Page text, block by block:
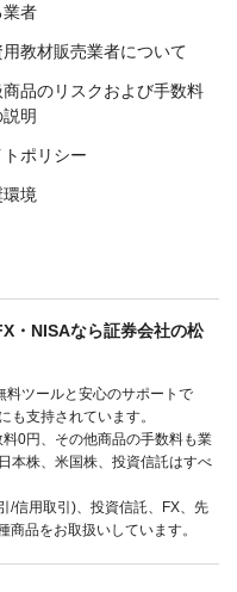
業者
教材販売業者について
商品のリスクおよび手数料
明
ポリシー
環境
・NISAなら証券会社の松
料ツールと安心のサポートで
も支持されています。
0円、その他商品の手数料も業
本株、米国株、投資信託はすべ
/信用取引)、投資信託、FX、先
品をお取扱いしています。